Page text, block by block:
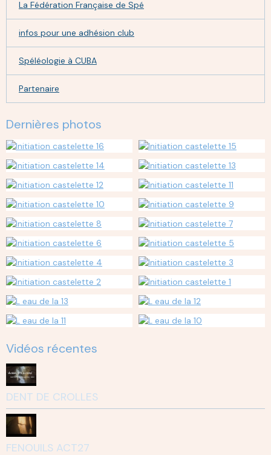
La Fédération Française de Spé
infos pour une adhésion club
Spéléologie à CUBA
Partenaire
Dernières photos
Vidéos récentes
DENT DE CROLLES
FENOUILS ACT27